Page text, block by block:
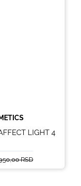
LIGHT 4
RSD